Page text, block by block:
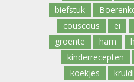
biefstuk
couscous
ei
groente
ham
kinderrecepten
koekjes